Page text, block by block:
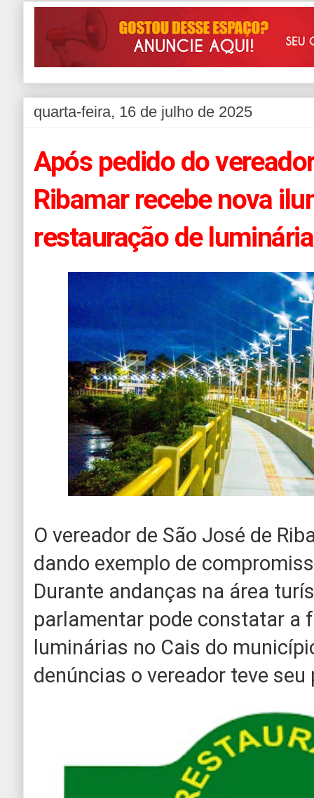
quarta-feira, 16 de julho de 2025
Após pedido do
Ribamar recebe nova
restauração de
O vereador de São José de
dando exemplo de
Durante andanças na área
parlamentar pode constatar a
luminárias no Cais do
denúncias o vereador teve